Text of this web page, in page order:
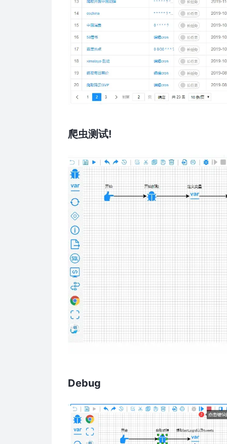
爬虫测试!
Debug